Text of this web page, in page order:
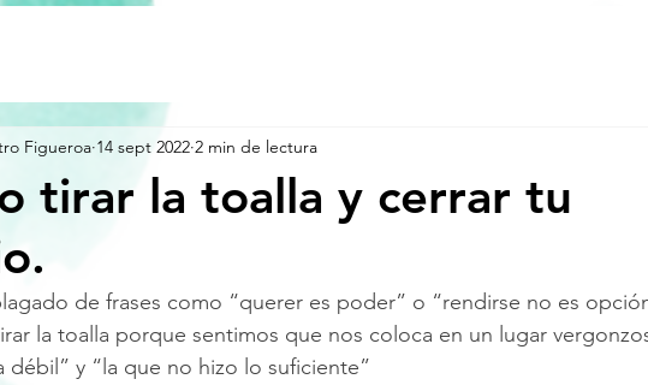
tirar la toalla y cerrar tu
Figueroa 14 sept 2022 2 min de lectura
de frases como “querer es poder” o “rendirse no es
la toalla porque sentimos que nos coloca en un lugar
débil” y “la que no hizo lo suficiente”